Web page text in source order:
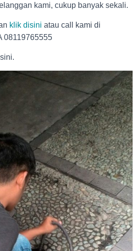
kami, cukup banyak sekali.
klik disini atau call kami di
08119765555